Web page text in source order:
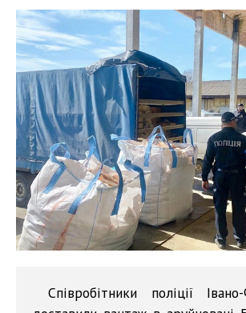
Співробітники поліції